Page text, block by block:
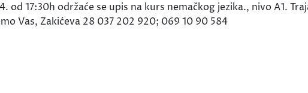
od 17:30h održaće se upis na kurs nemačkog jezika., nivo A1.
Vas, Zakićeva 28 037 202 920; 069 10 90 584